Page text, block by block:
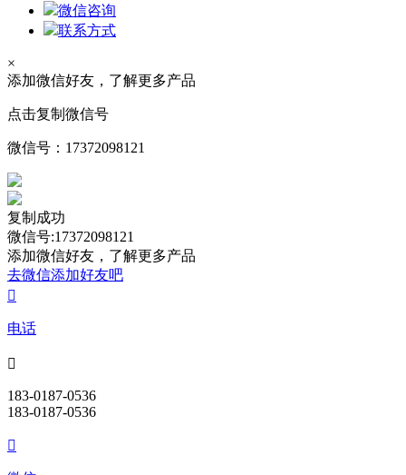
微信咨询
联系方式
×
添加微信好友，了解更多产品
点击复制微信号
微信号： 17372098121
复制成功
微信号:17372098121
添加微信好友，了解更多产品
去微信添加好友吧

电话

183-0187-0536
183-0187-0536
